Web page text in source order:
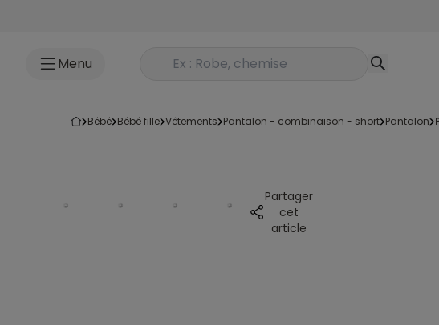
Menu Rechercher un produit
bébé bébé fille vêtements pantalon - combinaison - short pantalon
Partager
cet
article